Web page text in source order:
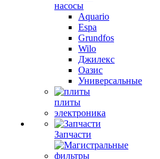
насосы
Aquario
Espa
Grundfos
Wilo
Джилекс
Оазис
Универсальные
плиты
электроника
Запчасти